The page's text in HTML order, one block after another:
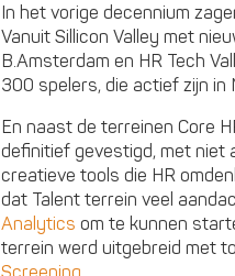
In het vorige decennium
Vanuit Sillicon Valley met
B.Amsterdam en HR Tech
300 spelers, die actief zijn in
En naast de terreinen Core
definitief gevestigd, met niet
creatieve tools die HR
dat Talent terrein veel
Analytics om te kunnen
terrein werd uitgebreid met